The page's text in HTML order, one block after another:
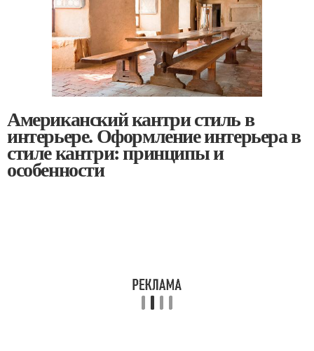
Американский кантри стиль в
интерьере. Оформление интерьера в
стиле кантри: принципы и
особенности